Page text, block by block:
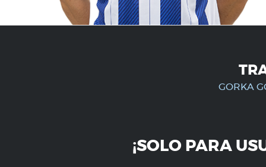
GORKA
¡SOLO PARA